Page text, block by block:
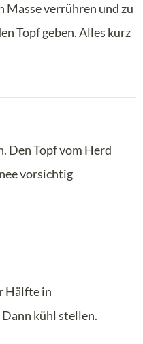
Masse verrühren und zu
Topf geben. Alles kurz
Den Topf vom Herd
vorsichtig
Hälfte in
kühl stellen.